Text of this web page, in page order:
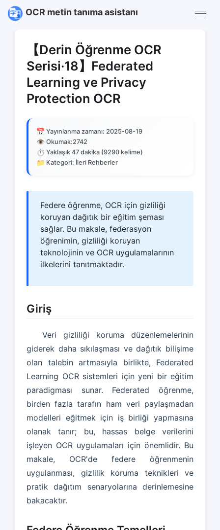
OCR metin tanıma asistanı
【Derin Öğrenme OCR
Serisi·18】Federated
Learning ve Privacy
Protection OCR
📅 Yayınlanma zamanı: 2025-08-19
👁️ Okumak:2742
⏱️ Yaklaşık 47 dakika (9290 kelime)
📁 Kategori: İleri Rehberler
Federe öğrenme, OCR için gizliliği
koruyan dağıtık bir eğitim şeması
sağlar. Bu makale, federasyon
öğrenimin, gizliliği koruyan
teknolojinin ve OCR uygulamalarının
ilkelerini tanıtmaktadır.
Giriş
Veri gizliliği koruma düzenlemelerinin
giderek daha sıkılaşması ve dağıtık bilişime
olan talebin artmasıyla birlikte, Federated
Learning OCR sistemleri için yeni bir eğitim
paradigması sunar. Federated öğrenme,
birden fazla tarafın ham veri paylaşmadan
modelleri eğitmek için iş birliği yapmasına
olanak tanır; bu, hassas belge verilerini
işleyen OCR uygulamaları için önemlidir. Bu
makale, OCR'de federe öğrenmenin
uygulanması, gizlilik koruma teknikleri ve
pratik dağıtım senaryolarına derinlemesine
bakacaktır.